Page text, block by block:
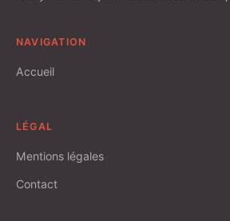
NAVIGATION
Accueil
LÉGAL
Mentions légales
Contact